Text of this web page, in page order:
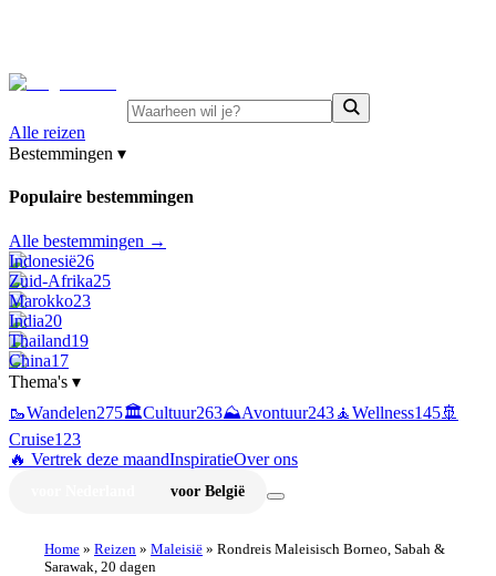
Alle reizen
Bestemmingen ▾
Populaire bestemmingen
Alle bestemmingen →
Indonesië26
Zuid-Afrika25
Marokko23
India20
Thailand19
China17
Thema's ▾
🥾Wandelen275🏛️Cultuur263⛰️Avontuur243🧘Wellness145🚢
Cruise123
🔥 Vertrek deze maandInspiratieOver ons
voor België
Home » Reizen » Maleisië » Rondreis Maleisisch Borneo, Sabah &
Sarawak, 20 dagen